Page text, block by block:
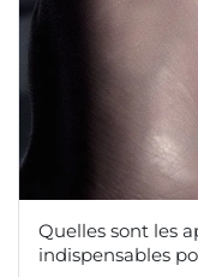
Quelles sont les
indispensables